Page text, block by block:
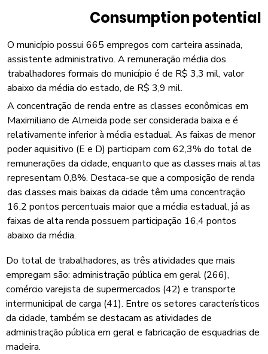
Consumption potential
O município possui 665 empregos com carteira assinada,
assistente administrativo. A remuneração média dos
trabalhadores formais do município é de R$ 3,3 mil, valor
abaixo da média do estado, de R$ 3,9 mil.
A concentração de renda entre as classes econômicas em
Maximiliano de Almeida pode ser considerada baixa e é
relativamente inferior à média estadual. As faixas de menor
poder aquisitivo (E e D) participam com 62,3% do total de
remunerações da cidade, enquanto que as classes mais altas
representam 0,8%. Destaca-se que a composição de renda
das classes mais baixas da cidade têm uma concentração
16,2 pontos percentuais maior que a média estadual, já as
faixas de alta renda possuem participação 16,4 pontos
abaixo da média.
Do total de trabalhadores, as três atividades que mais
empregam são: administração pública em geral (266),
comércio varejista de supermercados (42) e transporte
intermunicipal de carga (41). Entre os setores característicos
da cidade, também se destacam as atividades de
administração pública em geral e fabricação de esquadrias de
madeira.